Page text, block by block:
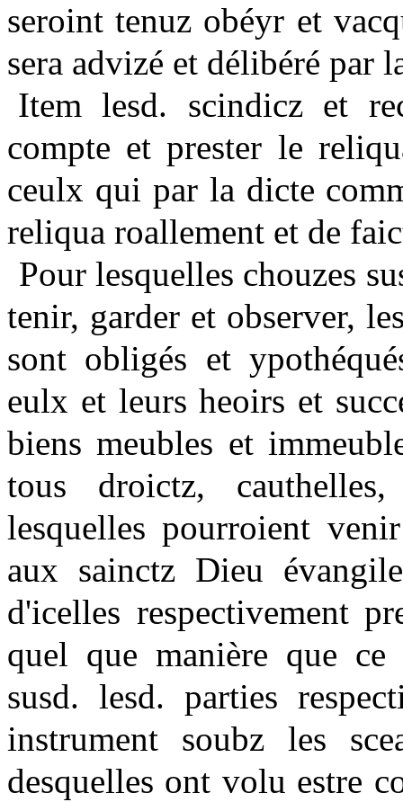
seroint tenuz obéyr et
sera advizé et délibéré par
Item lesd. scindicz et
compte et prester le
ceulx qui par la dicte
reliqua roallement et de
Pour lesquelles chouzes
tenir, garder et observer,
sont obligés et
eulx et leurs heoirs et
biens meubles et
tous droictz,
lesquelles pourroient
aux sainctz Dieu
d'icelles respectivement
quel que manière que ce
susd. lesd. parties
instrument soubz les
desquelles ont volu estre